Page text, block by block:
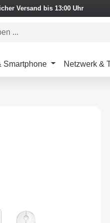
Versand bis 13:00 Uhr
Smartphone Netzwerk &